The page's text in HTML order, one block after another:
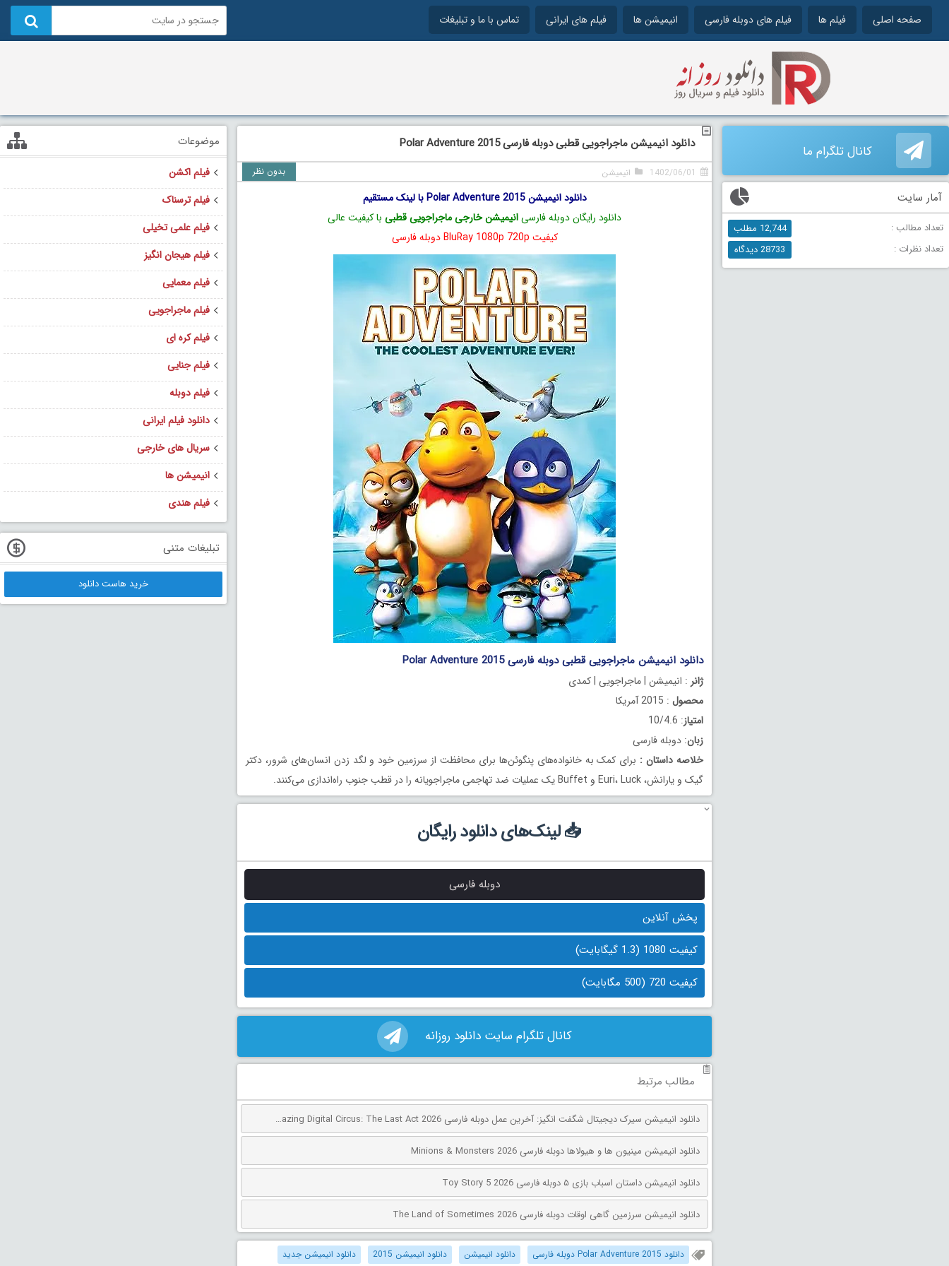
صفحه اصلی فیلم ها فیلم های دوبله فارسی انیمیشن ها فیلم های ایرانی تماس با ما و تبلیغات
دانلود انیمیشن ماجراجویی قطبی دوبله فارسی Polar Adventure 2015
1402/06/01 انیمیشن بدون نظر
دانلود انیمیشن Polar Adventure 2015 با لینک مستقیم
دانلود رایگان دوبله فارسیانیمیشن خارجی ماجراجویی قطبی با کیفیت عالی
کیفیت BluRay 1080p 720p دوبله فارسی
دانلود انیمیشن ماجراجویی قطبی دوبله فارسی Polar Adventure 2015
ژانر : انیمیشن | ماجراجویی | کمدی
محصول : 2015 آمریکا
امتیاز: 10/4.6
زبان: دوبله فارسی
خلاصه داستان : برای کمک به خانواده‌های پنگوئن‌ها برای محافظت از سرزمین خود و لگد زدن انسان‌های شرور، دکتر
گیک و یارانش، Euri، Luck و Buffet یک عملیات ضد تهاجمی ماجراجویانه را در قطب جنوب راه‌اندازی می‌کنند.
📥 لینک‌های دانلود رایگان
دوبله فارسی
پخش آنلاین
کیفیت 1080 (1.3 گیگابایت)
کیفیت 720 (500 مگابایت)
کانال تلگرام سایت دانلود روزانه
مطالب مرتبط
دانلود انیمیشن سیرک دیجیتال شگفت انگیز: آخرین عمل دوبله فارسی The Amazing Digital Circus: The Last Act 2026
دانلود انیمیشن مینیون‌ ها و هیولاها دوبله فارسی Minions & Monsters 2026
دانلود انیمیشن داستان اسباب بازی ۵ دوبله فارسی Toy Story 5 2026
دانلود انیمیشن سرزمین گاهی اوقات دوبله فارسی The Land of Sometimes 2026
دانلود Polar Adventure 2015 دوبله فارسی دانلود انیمیشن دانلود انیمیشن 2015 دانلود انیمیشن جدید
کانال تلگرام ما
آمار سایت
تعداد مطالب :
12,744 مطلب
تعداد نظرات :
28733 دیدگاه
موضوعات
فیلم اکشن
فیلم ترسناک
فیلم علمی تخیلی
فیلم هیجان انگیز
فیلم معمایی
فیلم ماجراجویی
فیلم کره ای
فیلم جنایی
فیلم دوبله
دانلود فیلم ایرانی
سریال های خارجی
انیمیشن ها
فیلم هندی
تبلیغات متنی
خرید هاست دانلود